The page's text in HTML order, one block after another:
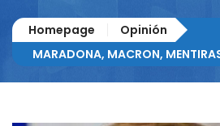
Homepage
Opinión
MARADONA, MACRON,